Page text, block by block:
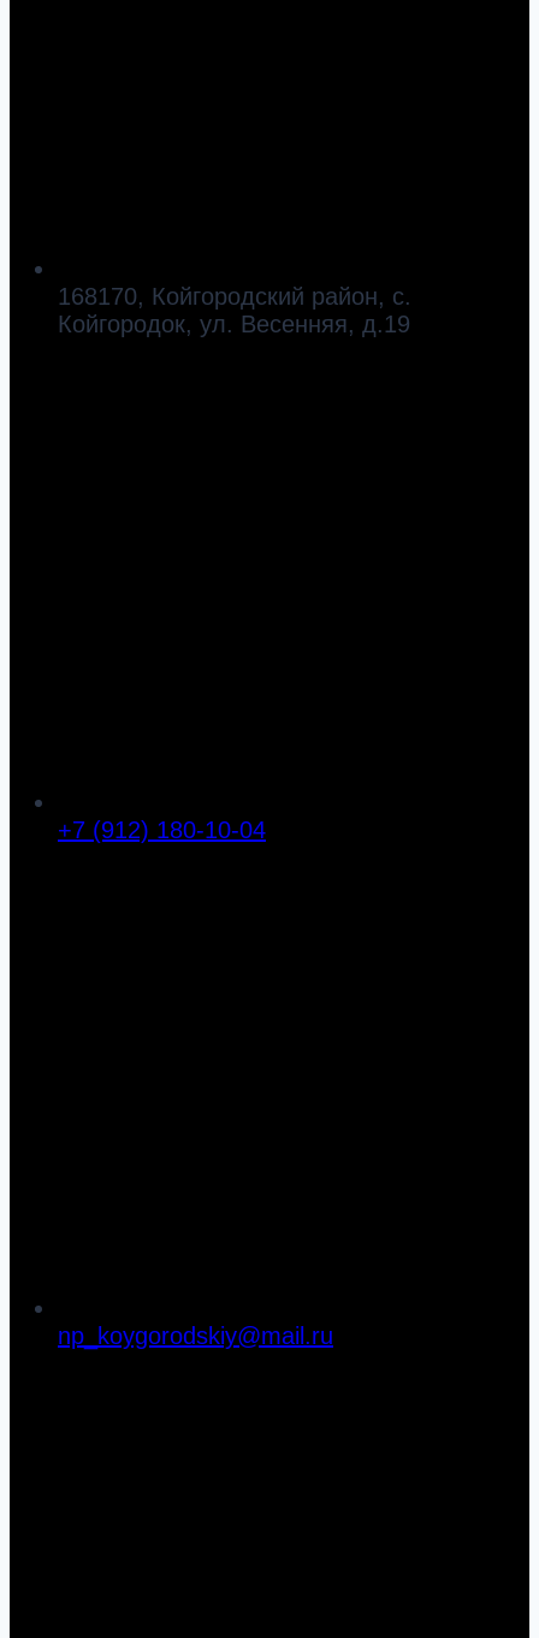
168170, Койгородский район, с.
Койгородок, ул. Весенняя, д.19
+7 (912) 180-10-04
np_koygorodskiy@mail.ru